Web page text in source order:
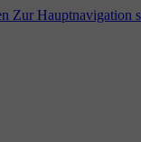
Zur Hauptnavigation